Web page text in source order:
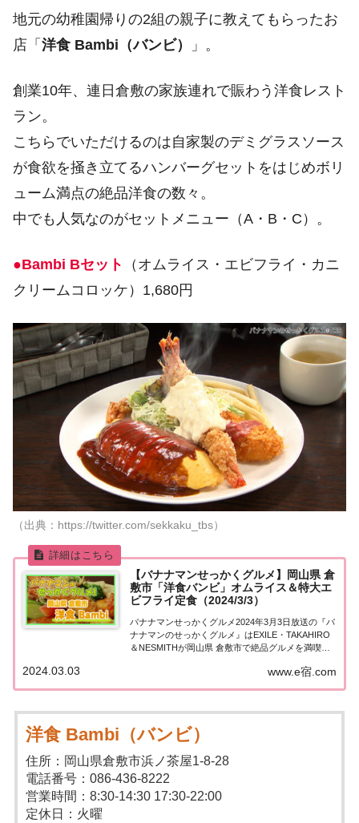
地元の幼稚園帰りの2組の親子に教えてもらったお
店「 洋食 Bambi（バンビ） 」。
創業10年、連日倉敷の家族連れで賑わう洋食レスト
ラン。
こちらでいただけるのは自家製のデミグラスソース
が食欲を掻き立てるハンバーグセットをはじめボリ
ューム満点の絶品洋食の数々。
中でも人気なのがセットメニュー（A・B・C）。
●Bambi Bセット
（オムライス・エビフライ・カニ
クリームコロッケ）1,680円
（出典：https://twitter.com/sekkaku_tbs）
【バナナマンせっかくグルメ】岡山県 倉
敷市「洋食バンビ」オムライス＆特大エ
ビフライ定食（2024/3/3）
バナナマンせっかくグルメ2024年3月3日放送の『バ
ナナマンのせっかくグルメ』はEXILE・TAKAHIRO
＆NESMITHが岡山県 倉敷市で絶品グルメを満喫！
ビ」についてまとめました。詳しくはこちら！岡山
www.e宿.com
2024.03.03
洋食 Bambi（バンビ）
住所：岡山県倉敷市浜ノ茶屋1-8-28
電話番号：086-436-8222
営業時間：8:30-14:30 17:30-22:00
定休日：火曜